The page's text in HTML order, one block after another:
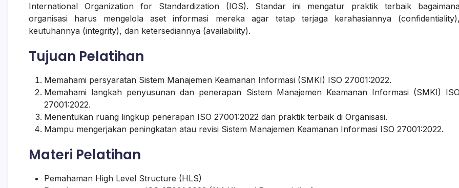
International Organization for Standardization (IOS). Standar ini mengatur praktik terbaik
organisasi harus mengelola aset informasi mereka agar tetap terjaga kerahasiannya
keutuhannya (integrity), dan ketersediannya (availability).
Tujuan Pelatihan
Memahami persyaratan Sistem Manajemen Keamanan Informasi (SMKI) ISO 27001:2022.
Memahami langkah penyusunan dan penerapan Sistem Manajemen Keamanan Informasi (SMKI)
27001:2022.
Menentukan ruang lingkup penerapan ISO 27001:2022 dan praktik terbaik di Organisasi.
Mampu mengerjakan peningkatan atau revisi Sistem Manajemen Keamanan Informasi ISO 27001:2022.
Materi Pelatihan
Pemahaman High Level Structure (HLS)